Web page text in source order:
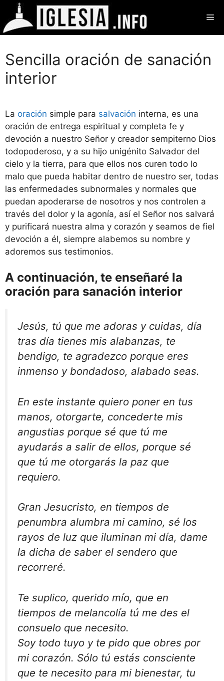
Saltar
contenido
Sencilla oración de sanación
interior
La oración simple para salvación interna, es una
oración de entrega espiritual y completa fe y
devoción a nuestro Señor y creador sempiterno Dios
todopoderoso, y a su hijo unigénito Salvador del
cielo y la tierra, para que ellos nos curen todo lo
malo que pueda habitar dentro de nuestro ser, todas
las enfermedades subnormales y normales que
puedan apoderarse de nosotros y nos controlen a
través del dolor y la agonía, así el Señor nos salvará
y purificará nuestra alma y corazón y seamos de fiel
devoción a él, siempre alabemos su nombre y
adoremos sus testimonios.
A continuación, te enseñaré la
oración para sanación interior
Jesús, tú que me adoras y cuidas, día
tras día tienes mis alabanzas, te
bendigo, te agradezco porque eres
inmenso y bondadoso, alabado seas.
En este instante quiero poner en tus
manos, otorgarte, concederte mis
angustias porque sé que tú me
ayudarás a salir de ellos, porque sé
que tú me otorgarás la paz que
requiero.
Gran Jesucristo, en tiempos de
penumbra alumbra mi camino, sé los
rayos de luz que iluminan mi día, dame
la dicha de saber el sendero que
recorreré.
Te suplico, querido mío, que en
tiempos de melancolía tú me des el
consuelo que necesito.
Soy todo tuyo y te pido que obres por
mi corazón. Sólo tú estás consciente
que te necesito para mi bienestar, tu